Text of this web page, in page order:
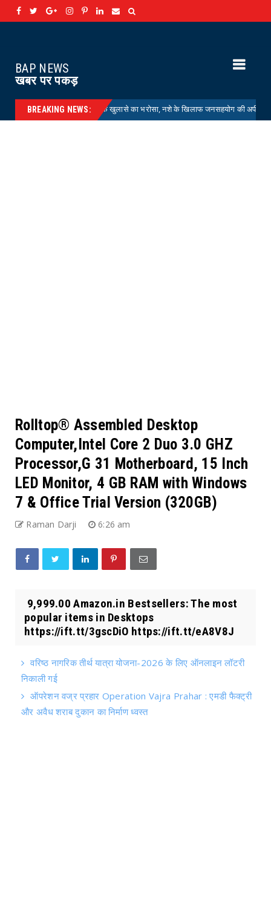
BAP NEWS
खबर पर पकड़
BREAKING NEWS:
: चोरियों के खुलासे का भरोसा, नशे के खिलाफ जनसहयोग की अपील
Rolltop® Assembled Desktop
Computer,Intel Core 2 Duo 3.0 GHZ
Processor,G 31 Motherboard, 15 Inch
LED Monitor, 4 GB RAM with Windows
7 & Office Trial Version (320GB)
Raman Darji 6:26 am
₹ 9,999.00 Amazon.in Bestsellers: The most
popular items in Desktops
https://ift.tt/3gscDiO https://ift.tt/eA8V8J
वरिष्ठ नागरिक तीर्थ यात्रा योजना-2026 के लिए ऑनलाइन लॉटरी
निकाली गई
ऑपरेशन वज्र प्रहार Operation Vajra Prahar : एमडी फैक्ट्री
और अवैध शराब दुकान का निर्माण ध्वस्त